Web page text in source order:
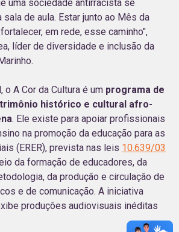
uma sociedade antirracista se
de aula. Estar junto ao Mês da
em rede, esse caminho",
líder de diversidade e inclusão da
o A Cor da Cultura é um programa de
histórico e cultural afro-
. Ele existe para apoiar profissionais
na promoção da educação para as
(ERER), prevista nas leis 10.639/03
da formação de educadores, da
da produção e circulação de
e de comunicação. A iniciativa
produções audiovisuais inéditas